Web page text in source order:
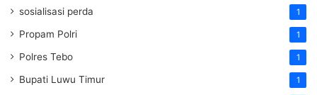
sosialisasi perda 1
Propam Polri 1
Polres Tebo 1
Bupati Luwu Timur 1